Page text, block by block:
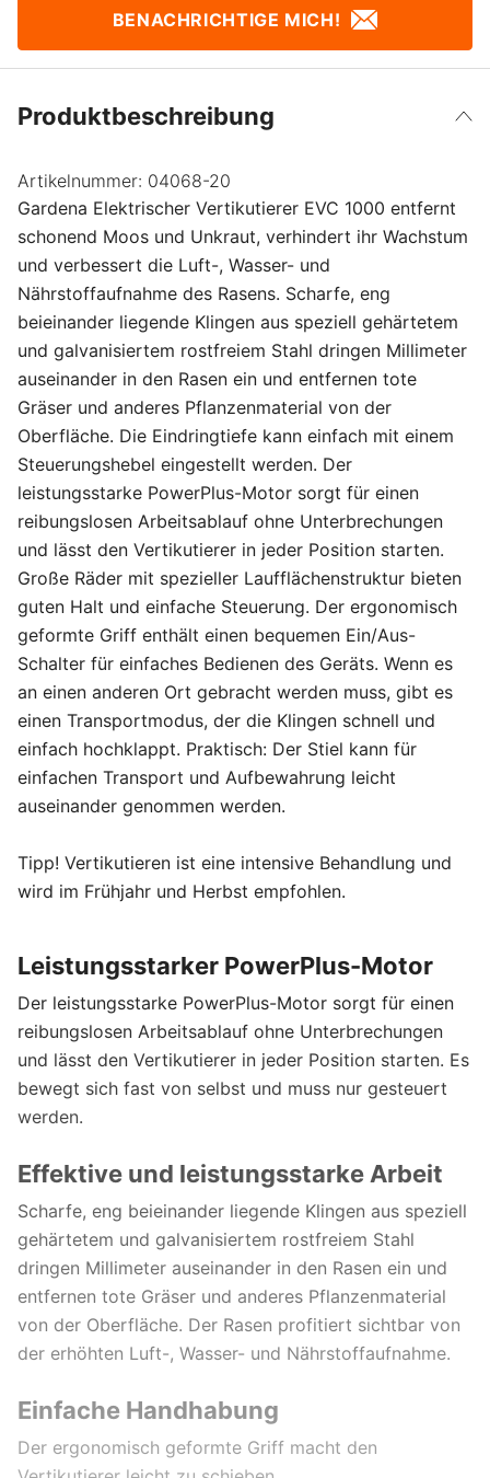
BENACHRICHTIGE MICH!
Produktbeschreibung
Artikelnummer: 04068-20
Gardena Elektrischer Vertikutierer EVC 1000 entfernt
schonend Moos und Unkraut, verhindert ihr Wachstum
und verbessert die Luft-, Wasser- und
Nährstoffaufnahme des Rasens. Scharfe, eng
beieinander liegende Klingen aus speziell gehärtetem
und galvanisiertem rostfreiem Stahl dringen Millimeter
auseinander in den Rasen ein und entfernen tote
Gräser und anderes Pflanzenmaterial von der
Oberfläche. Die Eindringtiefe kann einfach mit einem
Steuerungshebel eingestellt werden. Der
leistungsstarke PowerPlus-Motor sorgt für einen
reibungslosen Arbeitsablauf ohne Unterbrechungen
und lässt den Vertikutierer in jeder Position starten.
Große Räder mit spezieller Laufflächenstruktur bieten
guten Halt und einfache Steuerung. Der ergonomisch
geformte Griff enthält einen bequemen Ein/Aus-
Schalter für einfaches Bedienen des Geräts. Wenn es
an einen anderen Ort gebracht werden muss, gibt es
einen Transportmodus, der die Klingen schnell und
einfach hochklappt. Praktisch: Der Stiel kann für
einfachen Transport und Aufbewahrung leicht
auseinander genommen werden.
Tipp! Vertikutieren ist eine intensive Behandlung und
wird im Frühjahr und Herbst empfohlen.
Leistungsstarker PowerPlus-Motor
Der leistungsstarke PowerPlus-Motor sorgt für einen
reibungslosen Arbeitsablauf ohne Unterbrechungen
und lässt den Vertikutierer in jeder Position starten. Es
bewegt sich fast von selbst und muss nur gesteuert
werden.
Effektive und leistungsstarke Arbeit
Scharfe, eng beieinander liegende Klingen aus speziell
gehärtetem und galvanisiertem rostfreiem Stahl
dringen Millimeter auseinander in den Rasen ein und
entfernen tote Gräser und anderes Pflanzenmaterial
von der Oberfläche. Der Rasen profitiert sichtbar von
der erhöhten Luft-, Wasser- und Nährstoffaufnahme.
Einfache Handhabung
Der ergonomisch geformte Griff macht den